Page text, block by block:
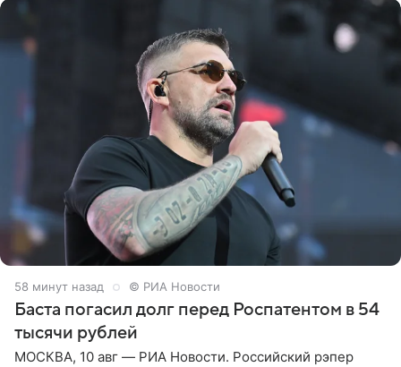
58 минут назад © РИА Новости
Баста погасил долг перед Роспатентом в 54
тысячи рублей
МОСКВА, 10 авг — РИА Новости. Российский рэпер